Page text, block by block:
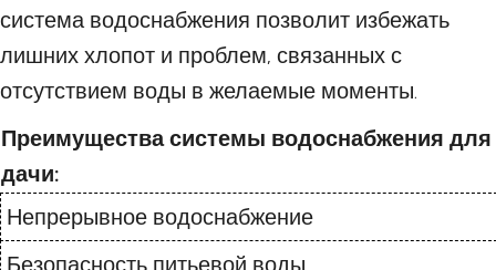
система водоснабжения позволит избежать
лишних хлопот и проблем, связанных с
отсутствием воды в желаемые моменты.
Преимущества системы водоснабжения для
дачи:
Непрерывное водоснабжение
Безопасность питьевой воды